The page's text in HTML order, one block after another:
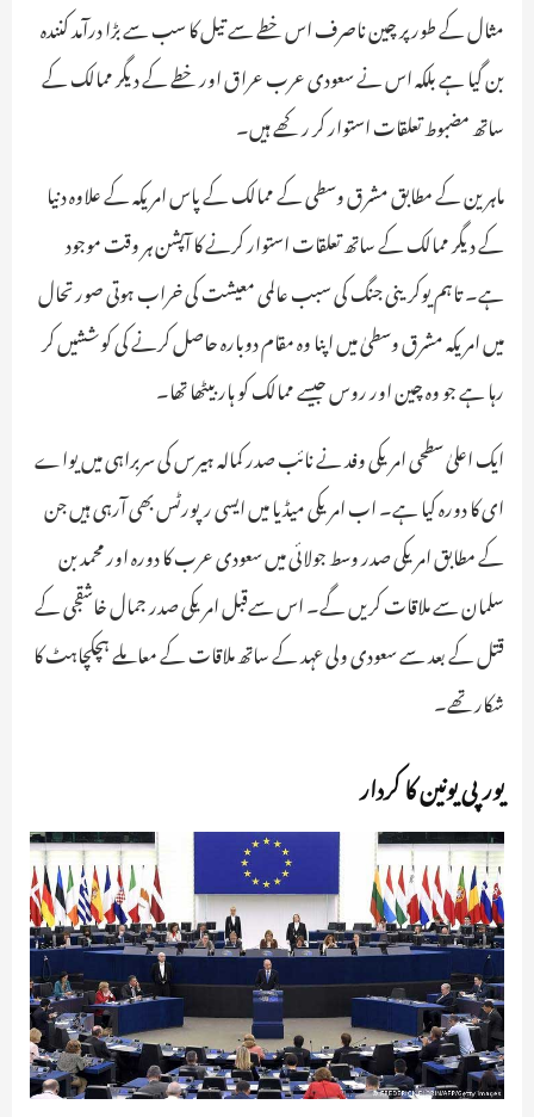
مثال کے طور پر چین ناصرف اس خطے سے تیل کا سب سے بڑا درآمد کنندہ
بن گیا ہے بلکہ اس نے سعودی عرب عراق اور خطے کے دیگر ممالک کے
ساتھ مضبوط تعلقات استوار کر رکھے ہیں۔
ماہرین کے مطابق مشرق وسطی کے ممالک کے پاس امریکہ کے علاوہ دنیا
کے دیگر ممالک کے ساتھ تعلقات استوار کرنے کا آپشن ہر وقت موجود
ہے۔ تاہم یوکرینی جنگ کی سبب عالمی معیشت کی خراب ہوتی صورتحال
میں امریکہ مشرق وسطیٰ میں اپنا وہ مقام دوبارہ حاصل کرنے کی کوششیں کر
رہا ہے جو وہ چین اور روس جیسے ممالک کو ہار بیٹھا تھا۔
ایک اعلیٰ سطحی امریکی وفد نے نائب صدر کمالہ ہیرس کی سربراہی میں یواے
ای کا دورہ کیا ہے۔ اب امریکی میڈیا میں ایسی رپورٹس بھی آرہی ہیں جن
کے مطابق امریکی صدر وسط جولائی میں سعودی عرب کا دورہ اور محمد بن
سلمان سے ملاقات کریں گے۔ اس سےقبل امریکی صدر جمال خاشقجی کے
قتل کے بعد سے سعودی ولی عہد کے ساتھ ملاقات کے معاملے ہچکچاہٹ کا
شکار تھے۔
یورپی یونین کا کردار